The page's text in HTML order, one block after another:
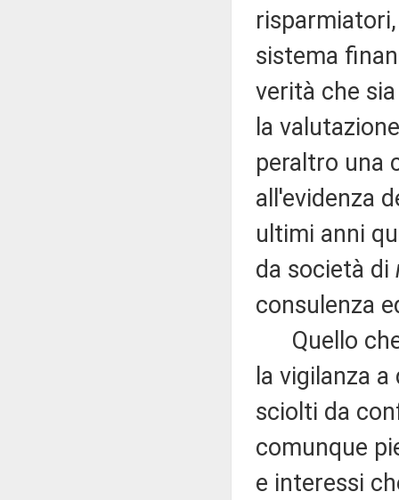
sistema
verità che
la
peraltro una
all'evidenza
ultimi anni
da società di
consulenza
Quello che
la vigilanza
sciolti da
comunque
e interessi